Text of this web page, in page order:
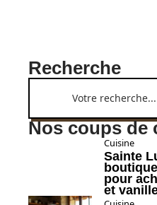
Recherche
Nos coups de
Cuisine
Sainte
pour
et